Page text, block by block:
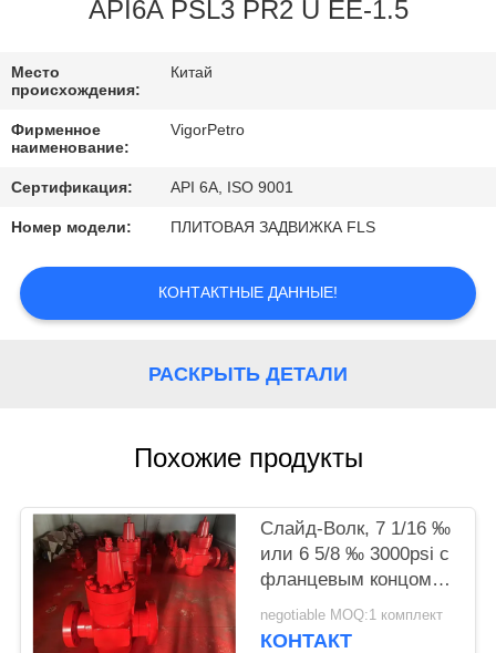
КОНТРОЛЬ
КОНТАКТНЫЕ
ДАННЫЕ
ОТПРАВИТЬ
ЗАПРОС
КАРТА
API6A PSL3 PR2 U EE-1.5
Место
происхождения:
Китай
Фирменное
наименование:
VigorPetro
Сертификация: API 6A, ISO 9001
Номер модели: ПЛИТОВАЯ ЗАДВИЖКА FLS
КОНТАКТНЫЕ ДАННЫЕ!
РАСКРЫТЬ ДЕТАЛИ
Похожие продукты
Слайд-Волк, 7 1/16 ‰
или 6 5/8 ‰ 3000psi с
фланцевым концом,
ручной, API6A PSL2
PR1 PU EE.
negotiable MOQ:1 комплект
КОНТАКТ